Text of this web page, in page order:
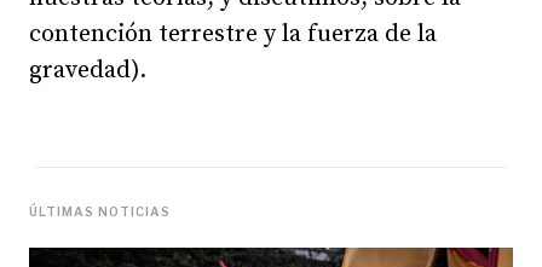
contención terrestre y la fuerza de la
gravedad).
ÚLTIMAS NOTICIAS